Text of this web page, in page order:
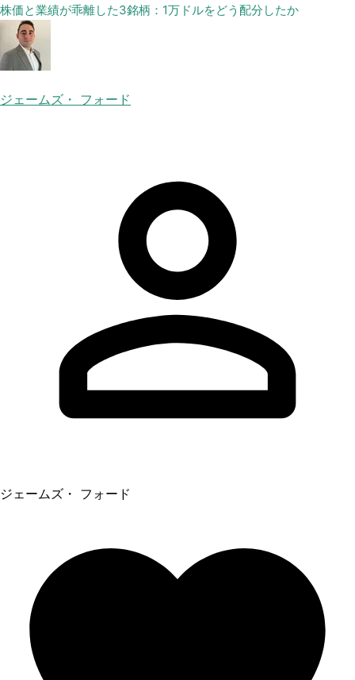
株価と業績が乖離した3銘柄：1万ドルをどう配分したか
ジェームズ・ フォード
ジェームズ・ フォード